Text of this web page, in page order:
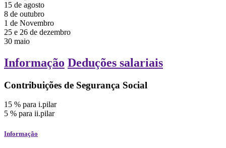
15 de agosto
8 de outubro
1 de Novembro
25 e 26 de dezembro
30 maio
Informação Deduções salariais
Contribuições de Segurança Social
15 % para i.pilar
5 % para ii.pilar
Informação